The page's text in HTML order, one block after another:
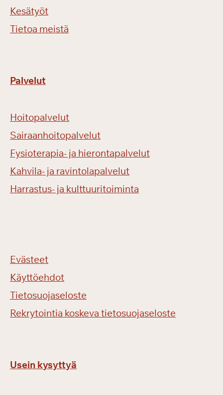
Kesätyöt
Tietoa meistä
Palvelut
Hoitopalvelut
Sairaanhoitopalvelut
Fysioterapia- ja hierontapalvelut
Kahvila- ja ravintolapalvelut
Harrastus- ja kulttuuritoiminta
Evästeet
Käyttöehdot
Tietosuojaseloste
Rekrytointia koskeva tietosuojaseloste
Usein kysyttyä